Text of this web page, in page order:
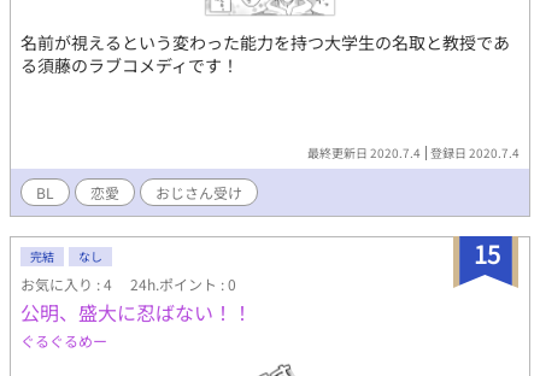
名前が視えるという変わった能力を持つ大学生の名取と教授であ
る須藤のラブコメディです！
最終更新日 2020.7.4 登録日 2020.7.4
BL 恋愛 おじさん受け
15
完結 なし
お気に入り : 4 24h.ポイント : 0
公明、盛大に忍ばない！！
ぐるぐるめー